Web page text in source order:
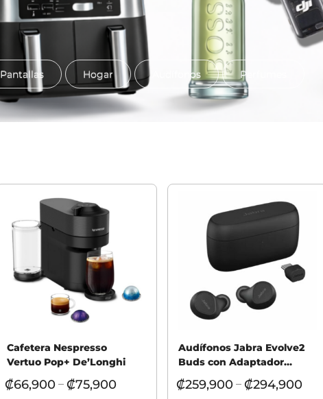
Pantallas Hogar Audífonos Perfumes
Cafetera Nespresso
Vertuo Pop+ De’Longhi
₡66,900– ₡75,900
Audífonos Jabra Evolve2
Buds con Adaptador
USB-C
₡259,900– ₡294,900